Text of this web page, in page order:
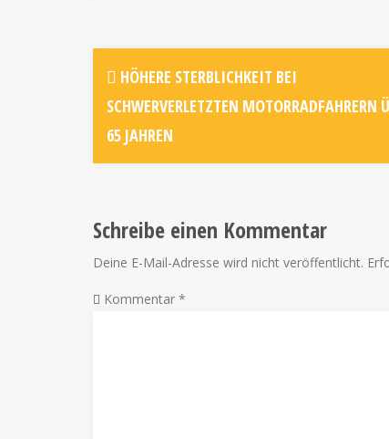
HÖHERE STERBLICHKEIT BEI
SCHWERVERLETZTEN MOTORRADFAHRERN
65 JAHREN
Schreibe einen Kommentar
Deine E-Mail-Adresse wird nicht veröffentlicht.
Kommentar *